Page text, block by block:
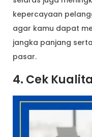
kepercayaan
agar kamu dapat
jangka panjang
pasar.
4. Cek